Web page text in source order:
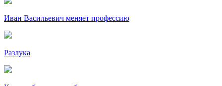
Иван Васильевич меняет профессию
Разлука